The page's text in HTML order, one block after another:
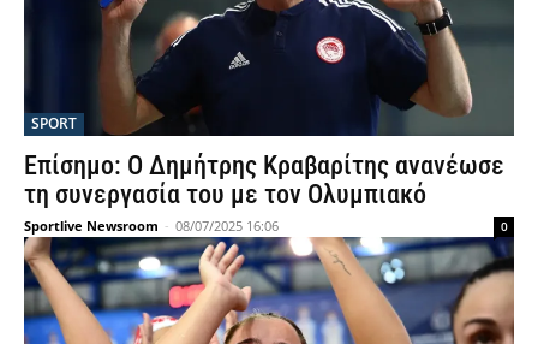
SPORT
Επίσημο: Ο Δημήτρης Κραβαρίτης ανανέωσε
τη συνεργασία του με τον Ολυμπιακό
Sportlive Newsroom - 08/07/2025 16:06 0